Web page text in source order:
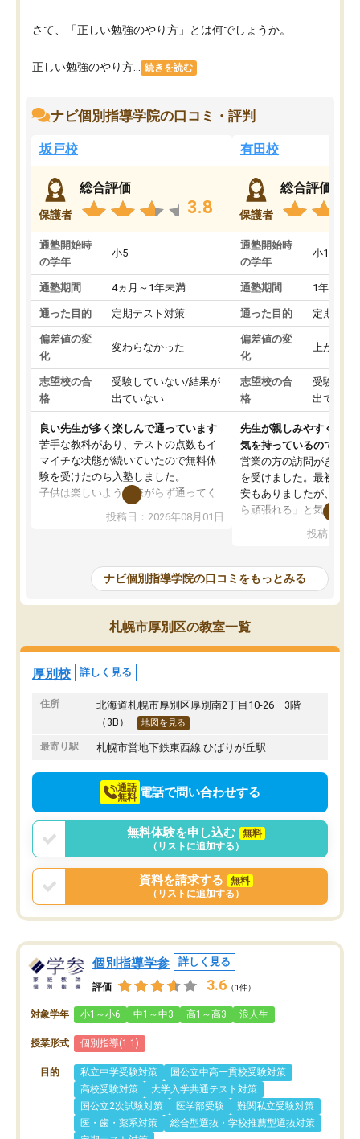
さて、「正しい勉強のやり方」とは何でしょうか。
正しい勉強のやり方... 続きを読む
ナビ個別指導学院の口コミ・評判
坂戸校
保護者
総合評価
3.8
通塾開始時
の学年
小5
通塾期間 4ヵ月～1年未満
通った目的 定期テスト対策
偏差値の変
化
変わらなかった
志望校の合
格
受験していない/結果が
出ていない
良い先生が多く楽しんで通っています
苦手な教科があり、テストの点数もイ
マイチな状態が続いていたので無料体
験を受けたのち入塾しました。
子供は楽しいようで嫌がらず通ってく
先生は良い方が多く、いつも笑顔で対
教室は少し狭い印象なので夜の時間帯
など生徒さんが多い時間帯は手狭では
ないかな？と感じます。
また駅前にあるのでアクセスは良いで
すが駐車場がないのでお迎えの際に近
隣のコインパーキングを利用または路
上駐車をするしかない点が少し不便で
投稿日：2026年08月01日
有田校
保護者
総合評価
通塾開始時
の学年
小1
通塾期間 1年以上
通った目的 定期テス
偏差値の変
化
上がった
志望校の合
格
受験して
出ていな
先生が親しみやすく勉強
気を持っているので安心
営業の方の訪問がきっか
を受けました。最初は続
安もありましたが、子ど
ら頑張れる」と気に入り
ても分かりやすく、学
方を丁寧に教えてくださ
が深まっていると感じま
熱心で、一人ひとりの苦
握し、復習や講習を通し
前より勉強に前向きに取
りたいと思える塾です。
投稿日：
ナビ個別指導学院の口コミをもっとみる
札幌市厚別区の教室一覧
厚別校 詳しく見る
住所
北海道札幌市厚別区厚別南2丁目10-26 3階
（3B）
地図を見る
最寄り駅 札幌市営地下鉄東西線 ひばりが丘駅
通話
無料 電話で問い合わせする
無料体験を申し込む
無料
（リストに追加する）
資料を請求する
無料
（リストに追加する）
個別指導学参 詳しく見る
評価 3.6 （1件）
対象学年 小1～小6 中1～中3 高1～高3 浪人生
授業形式 個別指導(1:1)
目的 私立中学受験対策
国公立中高一貫校受験対策
高校受験対策
大学入学共通テスト対策
国公立2次試験対策
医学部受験
難関私立受験対策
医・歯・薬系対策
総合型選抜・学校推薦型選抜対策